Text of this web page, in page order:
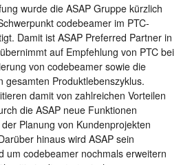
wurde die ASAP Gruppe kürzlich
codebeamer im PTC-
Damit ist ASAP Preferred Partner in
auf Empfehlung von PTC bei
von codebeamer sowie die
gesamten Produktlebenszyklus.
damit von zahlreichen Vorteilen
die ASAP neue Funktionen
Planung von Kundenprojekten
hinaus wird ASAP sein
um codebeamer nochmals erweitern